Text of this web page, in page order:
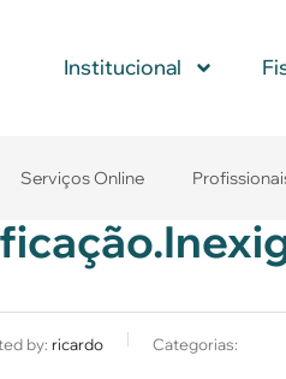
Institucional
Serviços Online
by: ricardo Categorias: